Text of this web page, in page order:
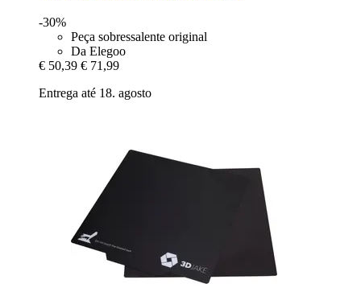
-30%
Peça sobressalente original
Da Elegoo
€ 50,39 € 71,99
Entrega até 18. agosto